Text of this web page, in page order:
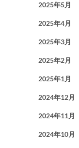
2025年5月
2025年4月
2025年3月
2025年2月
2025年1月
2024年12月
2024年11月
2024年10月